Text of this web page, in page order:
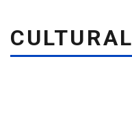
CULTURAL